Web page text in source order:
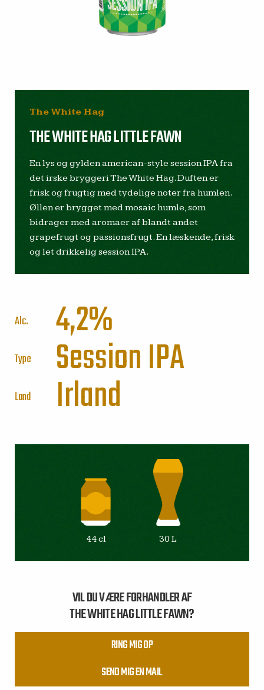
The White Hag
THE WHITE HAG LITTLE FAWN
En lys og gylden american-style session IPA fra
det irske bryggeri The White Hag. Duften er
frisk og frugtig med tydelige noter fra humlen.
Øllen er brygget med mosaic humle, som
bidrager med aromaer af blandt andet
grapefrugt og passionsfrugt. En læskende, frisk
og let drikkelig session IPA.
Alc. 4,2%
Type Session IPA
Land Irland
44 cl 30 L
VIL DU VÆRE FORHANDLER AF
THE WHITE HAG LITTLE FAWN?
RING MIG OP
SEND MIG EN MAIL